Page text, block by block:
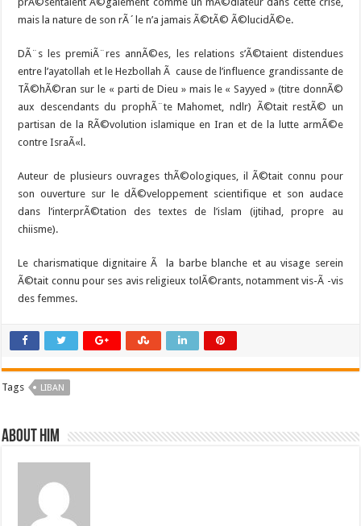
mais la nature de son rÃ´le n’a jamais Ã©tÃ© Ã©lucidÃ©e.
DÃ¨s les premiÃ¨res annÃ©es, les relations s’Ã©taient distendues
entre l’ayatollah et le Hezbollah Ã cause de l’influence grandissante de
TÃ©hÃ©ran sur le « parti de Dieu » mais le « Sayyed » (titre donnÃ©
aux descendants du prophÃ¨te Mahomet, ndlr) Ã©tait restÃ© un
partisan de la RÃ©volution islamique en Iran et de la lutte armÃ©e
contre IsraÃ«l.
Auteur de plusieurs ouvrages thÃ©ologiques, il Ã©tait connu pour
son ouverture sur le dÃ©veloppement scientifique et son audace
dans l’interprÃ©tation des textes de l’islam (ijtihad, propre au
chiisme).
Le charismatique dignitaire Ã la barbe blanche et au visage serein
Ã©tait connu pour ses avis religieux tolÃ©rants, notamment vis-Ã -vis
des femmes.
Tags LIBAN
About him